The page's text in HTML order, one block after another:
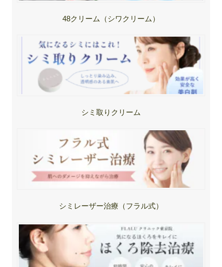
48クリーム（シワクリーム）
シミ取りクリーム
シミレーザー治療（フラル式）